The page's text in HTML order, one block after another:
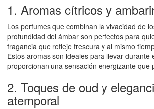
1. Aromas cítricos y
Los perfumes que combinan la vivacidad de
profundidad del ámbar son perfectos para
fragancia que refleje frescura y al mismo
Estos aromas son ideales para llevar durante
proporcionan una sensación energizante que
2. Toques de oud y
atemporal